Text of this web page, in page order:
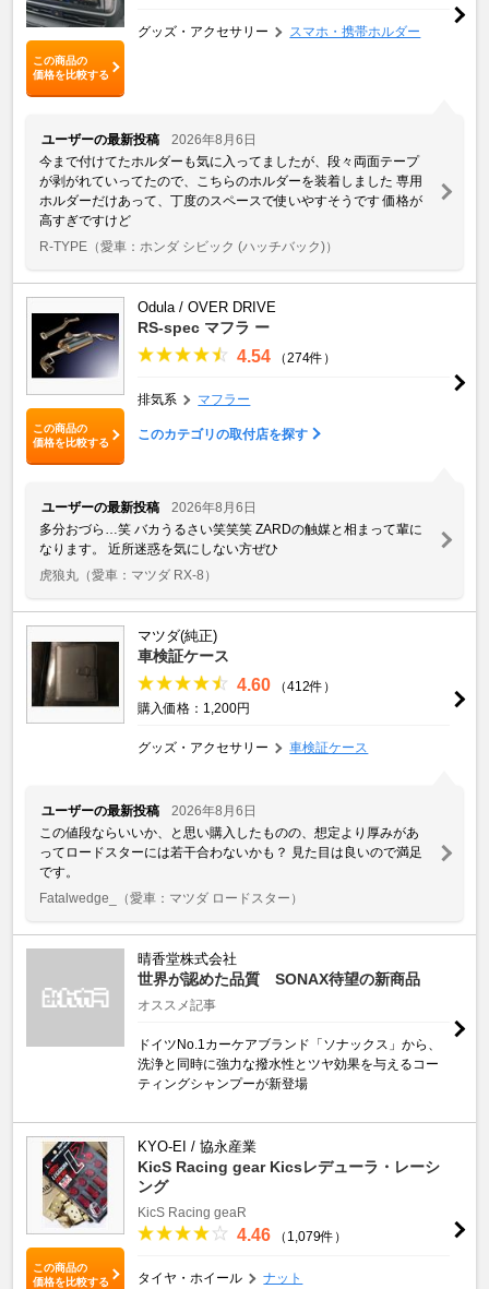
この商品の
価格を比較する
グッズ・アクセサリー スマホ・携帯ホルダー
ユーザーの最新投稿
2026年8月6日
今まで付けてたホルダーも気に入ってましたが、段々両面テープ
が剥がれていってたので、こちらのホルダーを装着しました 専用
ホルダーだけあって、丁度のスペースで使いやすそうです 価格が
高すぎですけど
R-TYPE （愛車：ホンダ シビック (ハッチバック)）
この商品の
価格を比較する
Odula / OVER DRIVE
RS-spec マフラ ー
4.54 （274件）
排気系 マフラー
このカテゴリの取付店を探す
ユーザーの最新投稿
2026年8月6日
多分おづら…笑 バカうるさい笑笑笑 ZARDの触媒と相まって輩に
なります。 近所迷惑を気にしない方ぜひ
虎狼丸 （愛車：マツダ RX-8）
マツダ(純正)
車検証ケース
4.60
（412件）
購入価格：1,200円
グッズ・アクセサリー 車検証ケース
ユーザーの最新投稿
2026年8月6日
この値段ならいいか、と思い購入したものの、想定より厚みがあ
ってロードスターには若干合わないかも？ 見た目は良いので満足
です。
Fatalwedge_
（愛車：マツダ ロードスター）
晴香堂株式会社
世界が認めた品質 SONAX待望の新商品
オススメ記事
ドイツNo.1カーケアブランド「ソナックス」から、
洗浄と同時に強力な撥水性とツヤ効果を与えるコー
ティングシャンプーが新登場
この商品の
価格を比較する
KYO-EI / 協永産業
KicS Racing gear Kicsレデューラ・レーシ
ング
KicS Racing geaR
4.46 （1,079件）
タイヤ・ホイール ナット